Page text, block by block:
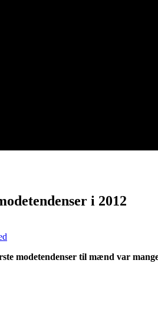
i 2012
modetendenser til mænd var